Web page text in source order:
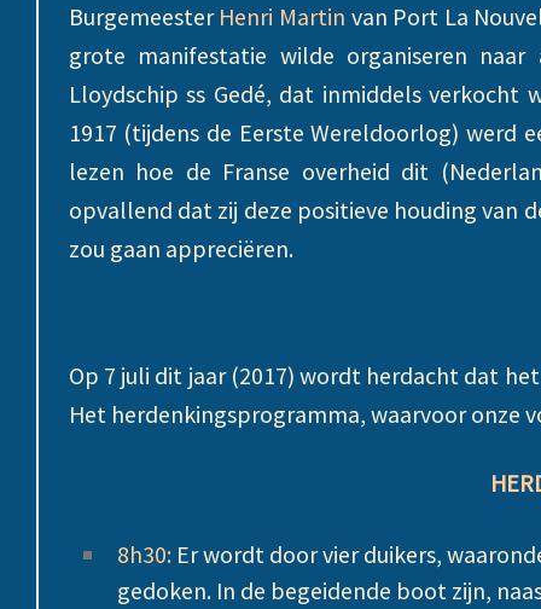
Burgemeester Henri Martin van Port La
grote manifestatie wilde organiseren
Lloydschip ss Gedé, dat inmiddels
1917 (tijdens de Eerste Wereldoorlog) werd
lezen hoe de Franse overheid dit
opvallend dat zij deze positieve houding van
zou gaan appreciëren.
Op 7 juli dit jaar (2017) wordt herdacht dat
Het herdenkingsprogramma, waarvoor onze
8h30:Er wordt door vier duikers,
gedoken. In de begeidende boot zijn,